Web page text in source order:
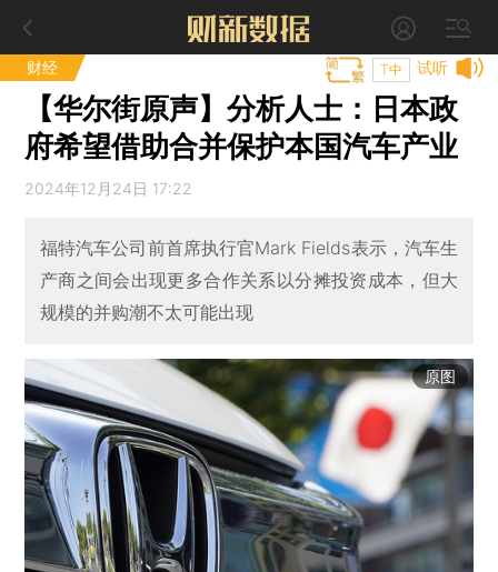
财经 试听
T中
【华尔街原声】分析人士：日本政
府希望借助合并保护本国汽车产业
2024年12月24日 17:22
福特汽车公司前首席执行官Mark Fields表示，汽车生
产商之间会出现更多合作关系以分摊投资成本，但大
规模的并购潮不太可能出现
原图